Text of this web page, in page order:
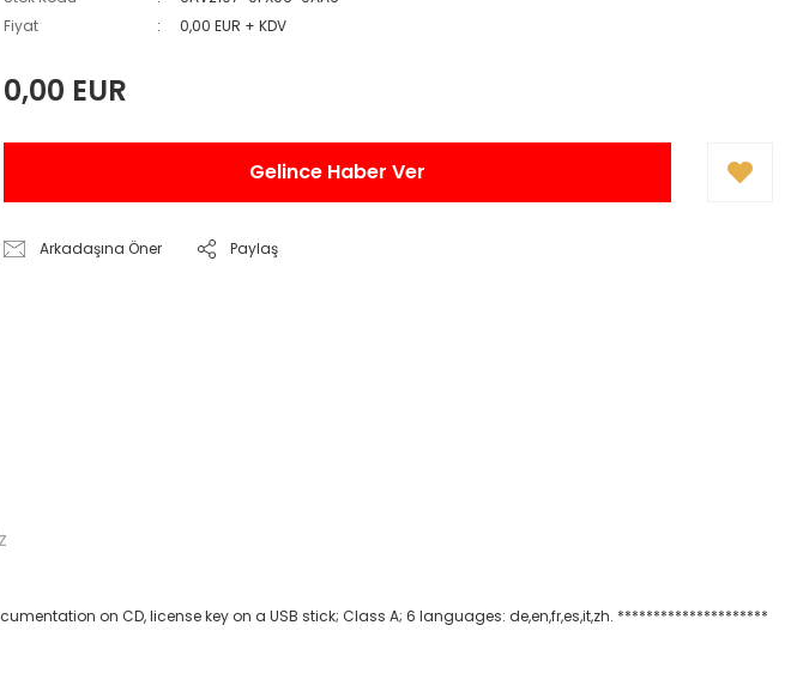
Fiyat
0,00 EUR + KDV
0,00 EUR
Gelince Haber Ver
Arkadaşına Öner Paylaş
on CD, license key on a USB stick; Class A; 6 languages: de,en,fr,es,it,zh. *********************